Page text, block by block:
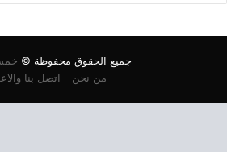
جميع الحقوق محفوظة ©
من نحن
اتصل بنا